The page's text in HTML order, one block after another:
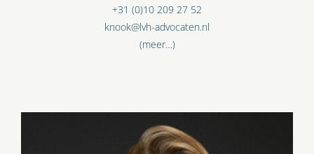
+31 (0)10 209 27 52
knook@lvh-advocaten.nl
(meer…)